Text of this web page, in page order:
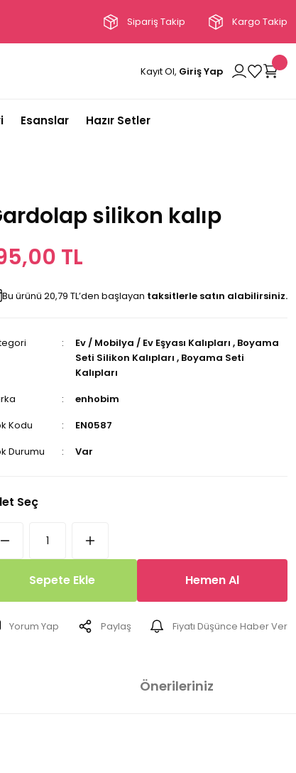
Sipariş Takip Kargo Takip
Kayıt Ol, Giriş Yap
Esanslar Hazır Setler
silikon kalıp
TL
Bu ürünü 20,79 TL’den başlayan taksitlerle satın alabilirsiniz.
Ev / Mobilya / Ev Eşyası Kalıpları , Boyama
Seti Silikon Kalıpları , Boyama Seti
Kalıpları
enhobim
Kodu
EN0587
Durumu
Var
Seç
Sepete Ekle Hemen Al
Yorum Yap Paylaş Fiyatı Düşünce Haber Ver
Önerileriniz